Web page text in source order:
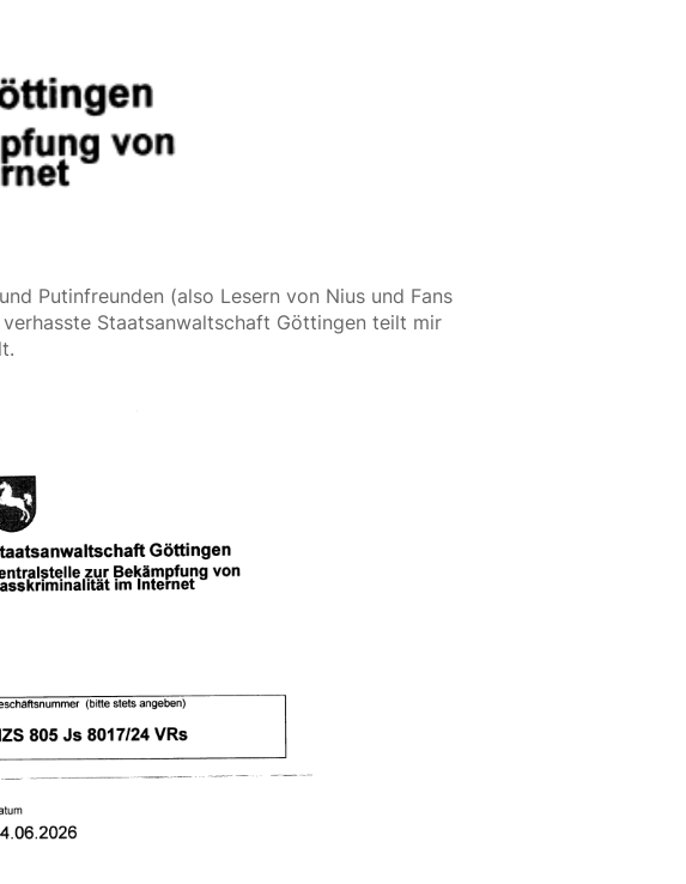
Putinfreunden (also Lesern von Nius und Fans
Staatsanwaltschaft Göttingen teilt mir